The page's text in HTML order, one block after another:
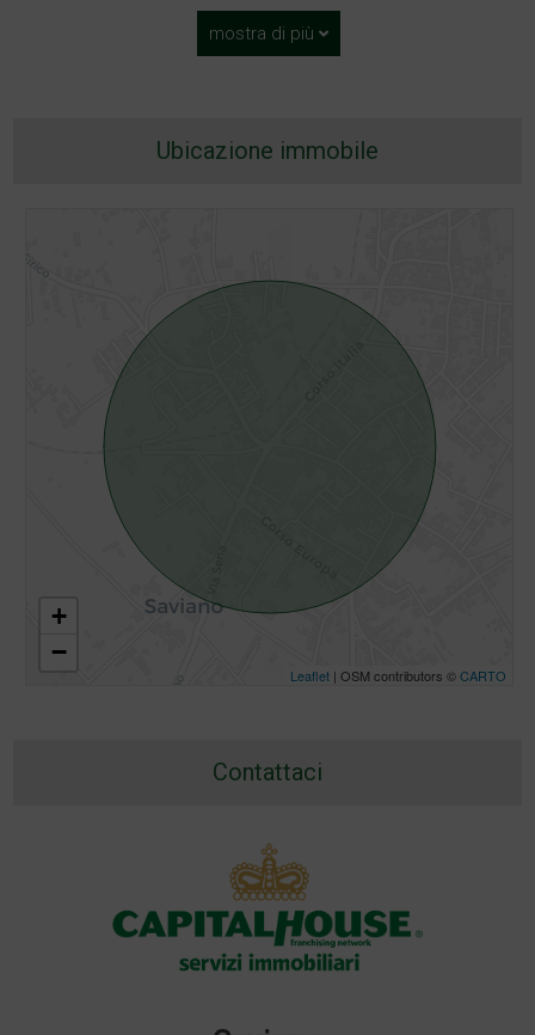
mostra di più
Ubicazione immobile
+
−
Leaflet| OSM contributors ©CARTO
Contattaci